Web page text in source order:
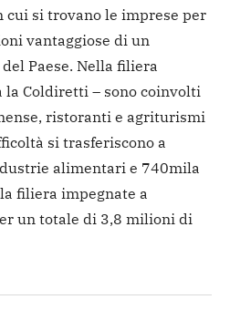
si trovano le imprese per
vantaggiose di un
Paese. Nella filiera
Coldiretti – sono coinvolti
ristoranti e agriturismi
si trasferiscono a
alimentari e 740mila
filiera impegnate a
un totale di 3,8 milioni di